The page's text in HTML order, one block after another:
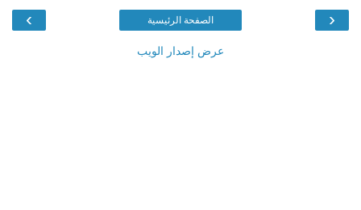
‹
› الصفحة الرئيسية
عرض إصدار الويب